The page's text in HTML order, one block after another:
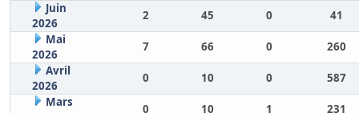
Juin
2026
2 45 0
41
Mai
2026
7 66 0
260
Avril
2026
0 10 0
587
Mars
0 10 1 231